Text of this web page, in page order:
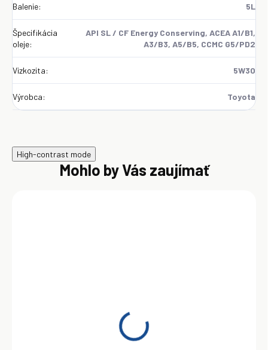
Balenie: 5L
Špecifikácia
oleje:
API SL / CF Energy Conserving, ACEA A1/B1,
A3/B3, A5/B5, CCMC G5/PD2
Vizkozita: 5W30
Výrobca: Toyota
High-contrast mode
Mohlo by Vás zaujímať
Toyota Advanced Fuel